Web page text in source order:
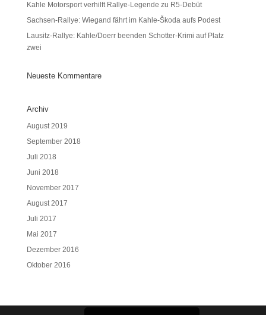
Kahle Motorsport verhilft Rallye-Legende zu R5-Debüt
Sachsen-Rallye: Wiegand fährt im Kahle-Škoda aufs Podest
Lausitz-Rallye: Kahle/Doerr beenden Schotter-Krimi auf Platz
zwei
Neueste Kommentare
Archiv
August 2019
September 2018
Juli 2018
Juni 2018
November 2017
August 2017
Juli 2017
Mai 2017
Dezember 2016
Oktober 2016